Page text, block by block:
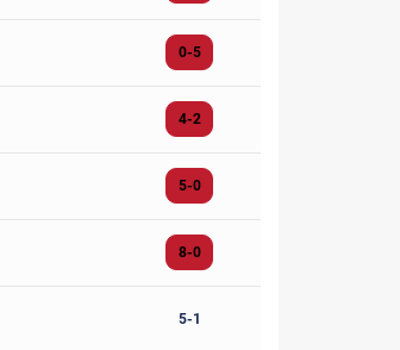
0-5
4-2
5-0
8-0
5-1